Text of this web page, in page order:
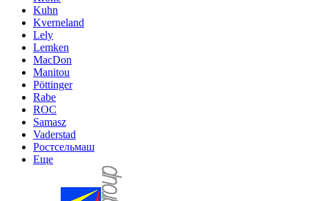
Kuhn
Kverneland
Lely
Lemken
MacDon
Manitou
Pöttinger
Rabe
ROC
Samasz
Vaderstad
Ростсельмаш
Еще